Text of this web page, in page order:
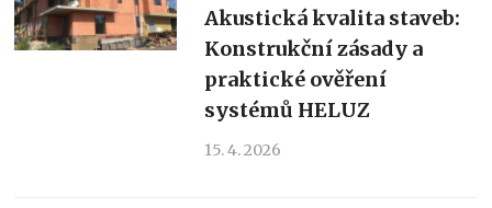
Akustická kvalita staveb:
Konstrukční zásady a
praktické ověření
systémů HELUZ
15. 4. 2026